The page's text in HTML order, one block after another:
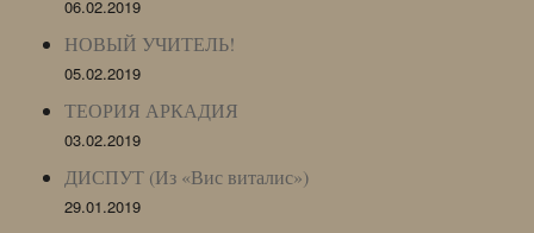
06.02.2019
НОВЫЙ УЧИТЕЛЬ!
05.02.2019
ТЕОРИЯ АРКАДИЯ
03.02.2019
ДИСПУТ (Из «Вис виталис»)
29.01.2019